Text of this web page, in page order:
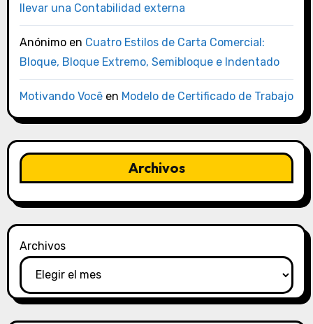
llevar una Contabilidad externa
Anónimoen Cuatro Estilos de Carta Comercial:
Bloque, Bloque Extremo, Semibloque e Indentado
Motivando Vocêen Modelo de Certificado de Trabajo
Archivos
Archivos